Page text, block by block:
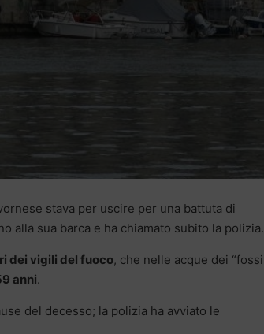
stava per uscire per una battuta di
alla sua barca e ha chiamato subito la polizia.
dei vigili del fuoco, che nelle acque dei “fossi
anni.
del decesso; la polizia ha avviato le